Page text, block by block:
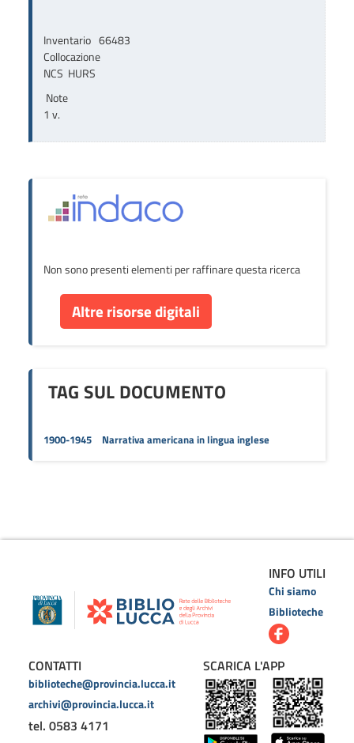
Inventario 66483
Collocazione
NCS  HURS
Note
1 v.
Non sono presenti elementi per raffinare questa ricerca
Altre risorse digitali
TAG SUL DOCUMENTO
1900-1945 Narrativa americana in lingua inglese
INFO UTILI
Chi siamo
Biblioteche
CONTATTI
biblioteche@provincia.lucca.it
archivi@provincia.lucca.it
tel. 0583 4171
SCARICA L'APP